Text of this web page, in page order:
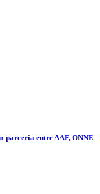
parceria entre AAF, ONNE